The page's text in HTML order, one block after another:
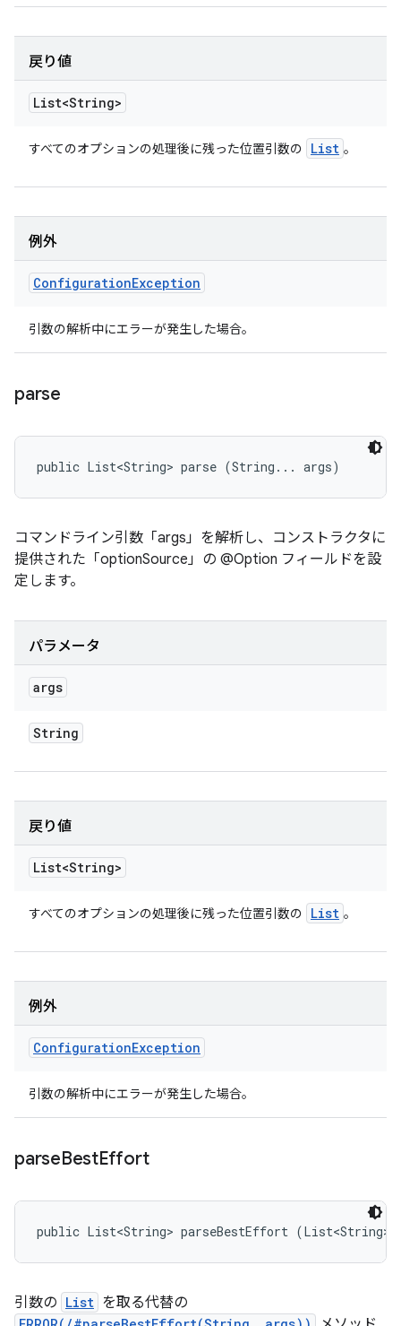
戻り値
List<String>
すべてのオプションの処理後に残った位置引数の List 。
例外
ConfigurationException
引数の解析中にエラーが発生した場合。
parse
public List<String> parse (String... args)
コマンドライン引数「args」を解析し、コンストラクタに
提供された「optionSource」の @Option フィールドを設
定します。
パラメータ
args
String
戻り値
List<String>
すべてのオプションの処理後に残った位置引数の List 。
例外
ConfigurationException
引数の解析中にエラーが発生した場合。
parseBestEffort
public List<String> parseBestEffort (List<String>
引数の List を取る代替の